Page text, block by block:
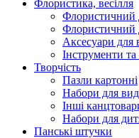
Флористика, весілля
Флористичний
Флористичний
Аксесуари для
Інструменти
Творчість
Пазли картонні
Набори для
Інші
Набори для
Панські штучки